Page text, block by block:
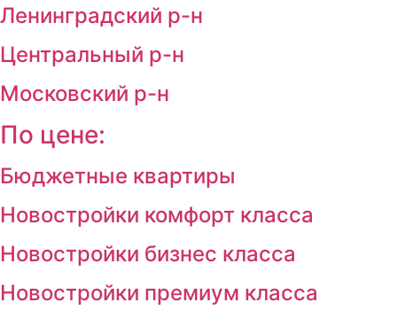
Ленинградский р-н
Центральный р-н
Московский р-н
По цене:
Бюджетные квартиры
Новостройки комфорт класса
Новостройки бизнес класса
Новостройки премиум класса